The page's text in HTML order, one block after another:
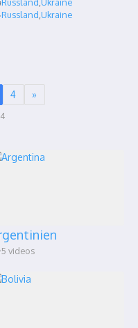
Russland Ukraine
4 »
5 videos